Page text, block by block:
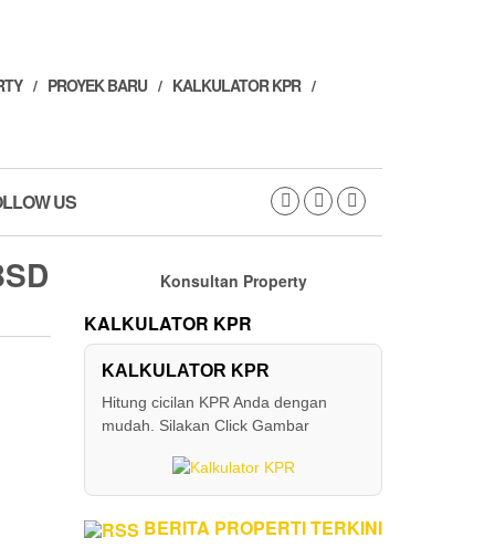
PROYEK BARU KALKULATOR KPR
US
Konsultan Property
KALKULATOR KPR
KALKULATOR KPR
Hitung cicilan KPR Anda dengan
mudah. Silakan Click Gambar
BERITA PROPERTI TERKINI